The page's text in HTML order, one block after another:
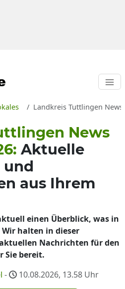
Landkreis Tuttlingen
News
Aktuelle
und
aus Ihrem
einen Überblick, was in
halten in dieser
Nachrichten für den
Sie bereit.
- 10.08.2026, 13.58 Uhr